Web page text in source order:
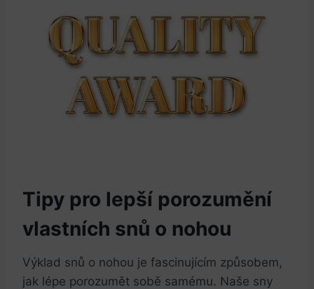
Tipy pro lepší porozumění
vlastních snů o nohou
Výklad snů o nohou je fascinujícím způsobem,
jak lépe porozumět sobě samému. Naše sny